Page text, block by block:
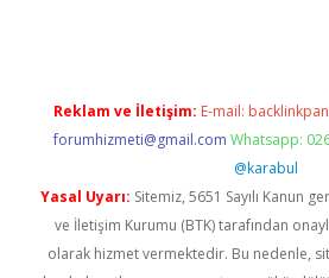
Reklam ve İletişim: E-mail:
forumhizmeti@gmail.com Whatsapp:
@karabul
Yasal Uyarı: Sitemiz, 5651 Sayılı Kanun
ve İletişim Kurumu (BTK) tarafından
olarak hizmet vermektedir. Bu nedenle,